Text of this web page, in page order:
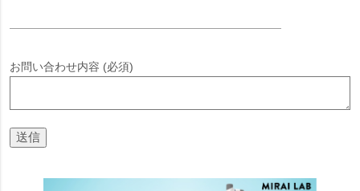
お問い合わせ内容 (必須)